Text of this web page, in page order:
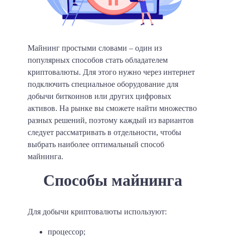
Майнинг простыми словами – один из
популярных способов стать обладателем
криптовалюты. Для этого нужно через интернет
подключить специальное оборудование для
добычи биткоинов или других цифровых
активов. На рынке вы сможете найти множество
разных решений, поэтому каждый из вариантов
следует рассматривать в отдельности, чтобы
выбрать наиболее оптимальный способ
майнинга.
Способы майнинга
Для добычи криптовалюты используют:
процессор;